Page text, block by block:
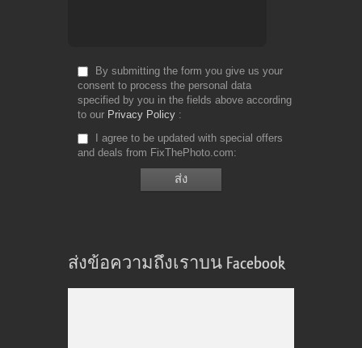
By submitting the form you give us your
consent to process the personal data
specified by you in the fields above according
to our Privacy Policy
I agree to be updated with special offers
and deals from FixThePhoto.com
ส่งข้อความถึงเราบน Facebook